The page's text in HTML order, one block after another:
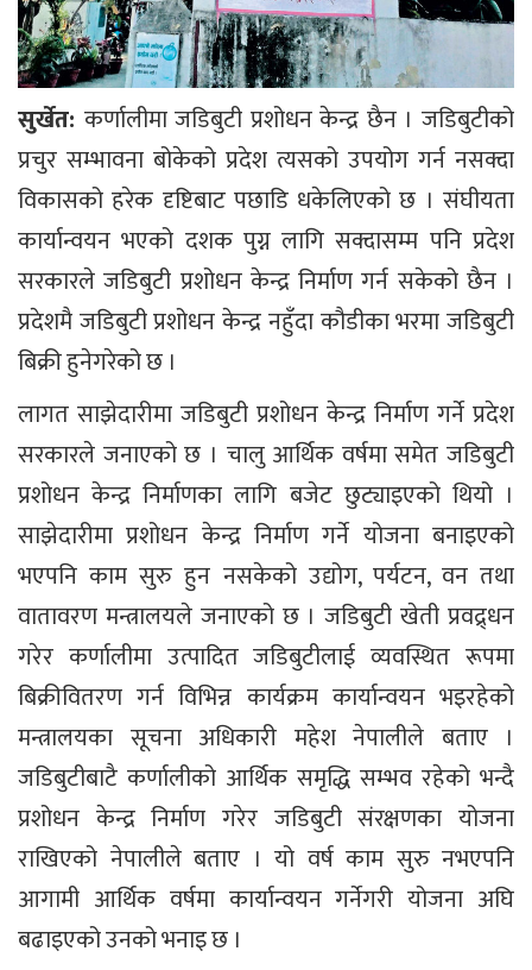
सुर्खेत: कर्णालीमा जडिबुटी प्रशोधन केन्द्र छैन । जडिबुटीको
प्रचुर सम्भावना बोकेको प्रदेश त्यसको उपयोग गर्न नसक्दा
विकासको हरेक दृष्टिबाट पछाडि धकेलिएको छ । संघीयता
कार्यान्वयन भएको दशक पुग्न लागि सक्दासम्म पनि प्रदेश
सरकारले जडिबुटी प्रशोधन केन्द्र निर्माण गर्न सकेको छैन ।
प्रदेशमै जडिबुटी प्रशोधन केन्द्र नहुँदा कौडीका भरमा जडिबुटी
बिक्री हुनेगरेको छ ।
लागत साझेदारीमा जडिबुटी प्रशोधन केन्द्र निर्माण गर्ने प्रदेश
सरकारले जनाएको छ । चालु आर्थिक वर्षमा समेत जडिबुटी
प्रशोधन केन्द्र निर्माणका लागि बजेट छुट्याइएको थियो ।
साझेदारीमा प्रशोधन केन्द्र निर्माण गर्ने योजना बनाइएको
भएपनि काम सुरु हुन नसकेको उद्योग, पर्यटन, वन तथा
वातावरण मन्त्रालयले जनाएको छ । जडिबुटी खेती प्रवद्र्धन
गरेर कर्णालीमा उत्पादित जडिबुटीलाई व्यवस्थित रूपमा
बिक्रीवितरण गर्न विभिन्न कार्यक्रम कार्यान्वयन भइरहेको
मन्त्रालयका सूचना अधिकारी महेश नेपालीले बताए ।
जडिबुटीबाटै कर्णालीको आर्थिक समृद्धि सम्भव रहेको भन्दै
प्रशोधन केन्द्र निर्माण गरेर जडिबुटी संरक्षणका योजना
राखिएको नेपालीले बताए । यो वर्ष काम सुरु नभएपनि
आगामी आर्थिक वर्षमा कार्यान्वयन गर्नेगरी योजना अघि
बढाइएको उनको भनाइ छ ।